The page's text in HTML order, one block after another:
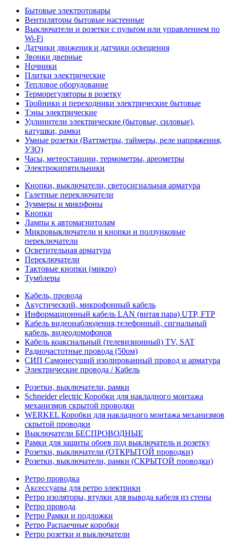
Бытовые электротовары
Вентиляторы бытовые настенные
Выключатели и розетки с пультом или управлением по
Wi-Fi
Датчики движения и датчики освещения
Звонки дверные
Ночники
Плитки электрические
Тепловое оборудование
Терморегуляторы в розетку
Тройники и переходники электрические бытовые
Тэны электрические
Удлинители электрические (бытовые, силовые),
катушки, рамки
Умные розетки (Ваттметры, таймеры, реле напряжения,
УЗО)
Часы, метеостанции, термометры, ареометры
Электрокипятильники
Кнопки, выключатели, светосигнальная арматура
Галетные переключатели
Зуммеры и микрфоны
Кнопки
Лампы к автомагнитолам
Микровыключатели и кнопки и ползунковые
переключатели
Осветительная арматура
Переключатели
Тактовые кнопки (микро)
Тумблеры
Кабель, провода
Акустический, микрофонный кабель
Информационный кабель LAN (витая пара) UTP, FTP
Кабель видеонаблюдения,телефонный, сигнальный
кабель, видеодомофонов
Кабель коаксиальный (телевизионный) TV, SAT
Радиочастотные провода (50ом)
СИП Самонесущий изолированный провод и арматура
Электрические провода / Кабель
Розетки, выключатели, рамки
Schneider electric Коробки для накладного монтажа
механизмов скрытой проводки
WERKEL Коробки для накладного монтажа механизмов
скрытой проводки
Выключатели БЕСПРОВОДНЫЕ
Рамки для защиты обоев под выключатель и розетку
Розетки, выключатели (ОТКРЫТОЙ проводки)
Розетки, выключатели, рамки (СКРЫТОЙ проводки)
Ретро проводка
Аксессуары для ретро электрики
Ретро изоляторы, втулки для вывода кабеля из стены
Ретро провода
Ретро Рамки и подложки
Ретро Распаечные коробки
Ретро розетки и выключатели